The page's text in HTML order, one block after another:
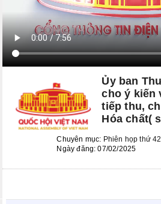
Kỳ họp thứ 9
Kỳ họp bất thường lần thứ 9
Kỳ họp thứ 6
Kỳ họp thứ 5
KỲ HỌP BẤT THƯỜNG LẦN THỨ 2
Ủy ban
cho ý kiến
tiếp thu,
Hóa chất(
Chuyên mục: Phiên họp thứ 42
Ngày đăng: 07/02/2025